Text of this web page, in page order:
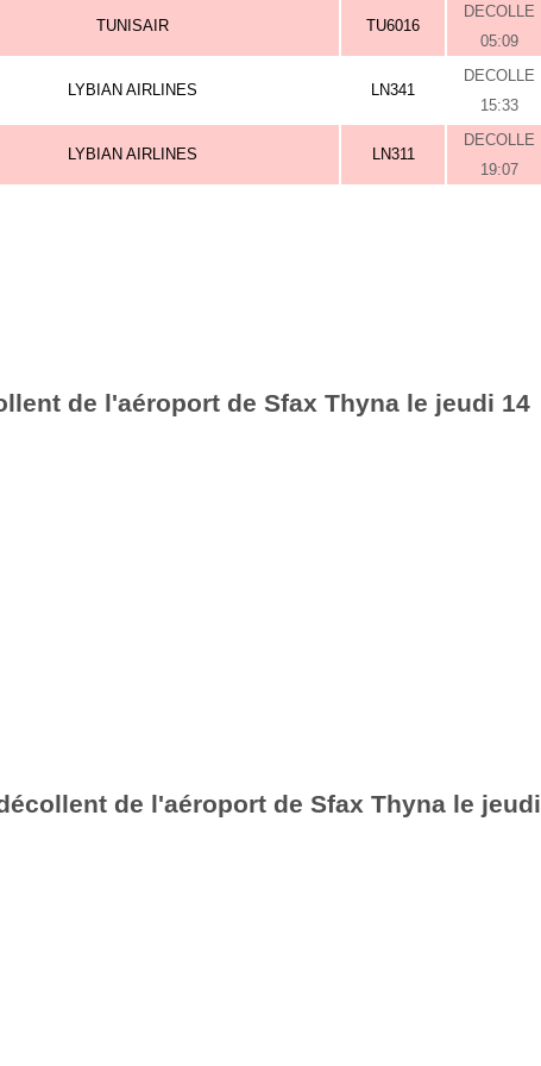
TUNISAIR TU6016
DECOLLE
05:09
LYBIAN AIRLINES LN341
DECOLLE
15:33
LYBIAN AIRLINES LN311
DECOLLE
19:07
de l'aéroport de Sfax Thyna le jeudi 14
de l'aéroport de Sfax Thyna le jeudi